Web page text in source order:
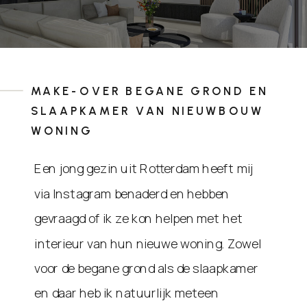
MAKE-OVER BEGANE GROND EN
SLAAPKAMER VAN NIEUWBOUW
WONING
Een jong gezin uit Rotterdam heeft mij
via Instagram benaderd en hebben
gevraagd of ik ze kon helpen met het
interieur van hun nieuwe woning. Zowel
voor de begane grond als de slaapkamer
en daar heb ik natuurlijk meteen